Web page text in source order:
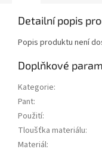
Detailní popis
Popis produktu není
Doplňkové
Kategorie:
Pant:
Použití:
Tloušťka materiálu:
Materiál: